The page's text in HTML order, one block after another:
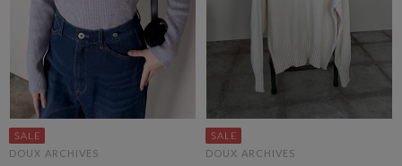
DOUX ARCHIVES DOUX ARCHIVES